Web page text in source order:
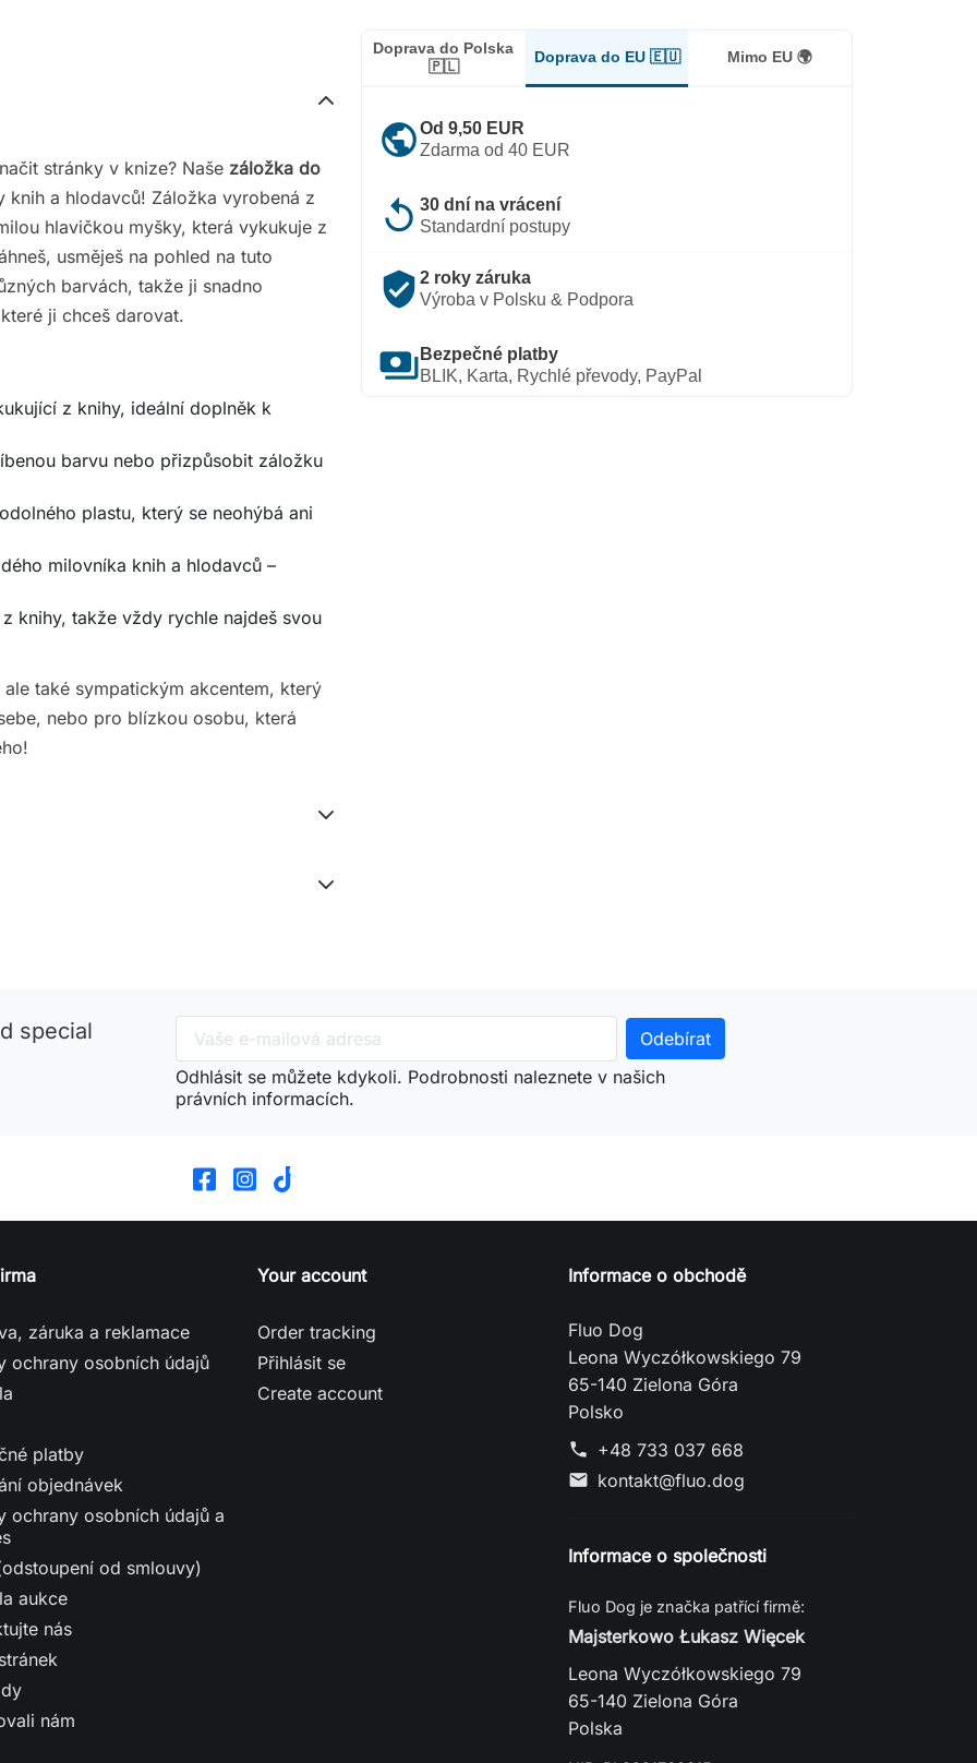
Doprava do Polska
🇵🇱
Doprava do EU 🇪🇺 Mimo EU 🌍
publicOd 9,50 EUR
Zdarma od 40 EUR
replay 30 dní na vrácení
Standardní postupy
verified_user 2 roky záruka
Výroba v Polsku & Podpora
payments Bezpečné platby
BLIK, Karta, Rychlé převody, PayPal
stránky v knize? Naše záložka do
a hlodavců! Záložka vyrobená z
hlavičkou myšky, která vykukuje z
usměješ na pohled na tuto
barvách, takže ji snadno
ji chceš darovat.
z knihy, ideální doplněk k
barvu nebo přizpůsobit záložku
plastu, který se neohýbá ani
milovníka knih a hlodavců –
knihy, takže vždy rychle najdeš svou
také sympatickým akcentem, který
nebo pro blízkou osobu, která
special
Odhlásit se můžete kdykoli. Podrobnosti naleznete v našich
právních informacích.
záruka a reklamace
ochrany osobních údajů
platby
objednávek
ochrany osobních údajů a
od smlouvy)
aukce
nás
nám
Your account
Order tracking
Přihlásit se
Create account
Informace o obchodě
Fluo Dog
Leona Wyczółkowskiego 79
65-140 Zielona Góra
Polsko
phone +48 733 037 668
mail kontakt@fluo.dog
Informace o společnosti
Fluo Dog je značka patřící firmě:
Majsterkowo Łukasz Więcek
Leona Wyczółkowskiego 79
65-140 Zielona Góra
Polska